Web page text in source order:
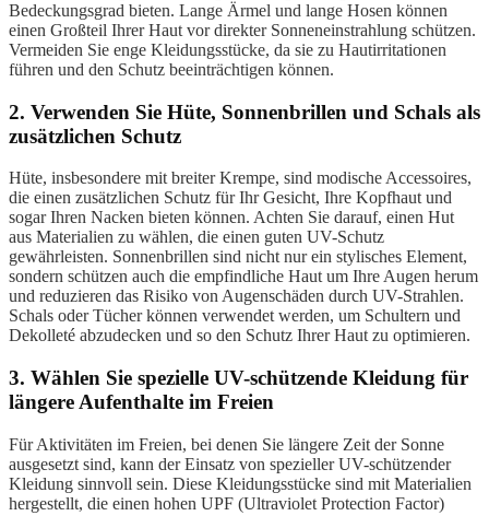
Bedeckungsgrad bieten. Lange Ärmel und lange Hosen können
einen Großteil Ihrer Haut vor direkter Sonneneinstrahlung schützen.
Vermeiden Sie enge Kleidungsstücke, da sie zu Hautirritationen
führen und den Schutz beeinträchtigen können.
2. Verwenden Sie Hüte, Sonnenbrillen und Schals als
zusätzlichen Schutz
Hüte, insbesondere mit breiter Krempe, sind modische Accessoires,
die einen zusätzlichen Schutz für Ihr Gesicht, Ihre Kopfhaut und
sogar Ihren Nacken bieten können. Achten Sie darauf, einen Hut
aus Materialien zu wählen, die einen guten UV-Schutz
gewährleisten. Sonnenbrillen sind nicht nur ein stylisches Element,
sondern schützen auch die empfindliche Haut um Ihre Augen herum
und reduzieren das Risiko von Augenschäden durch UV-Strahlen.
Schals oder Tücher können verwendet werden, um Schultern und
Dekolleté abzudecken und so den Schutz Ihrer Haut zu optimieren.
3. Wählen Sie spezielle UV-schützende Kleidung für
längere Aufenthalte im Freien
Für Aktivitäten im Freien, bei denen Sie längere Zeit der Sonne
ausgesetzt sind, kann der Einsatz von spezieller UV-schützender
Kleidung sinnvoll sein. Diese Kleidungsstücke sind mit Materialien
hergestellt, die einen hohen UPF (Ultraviolet Protection Factor)